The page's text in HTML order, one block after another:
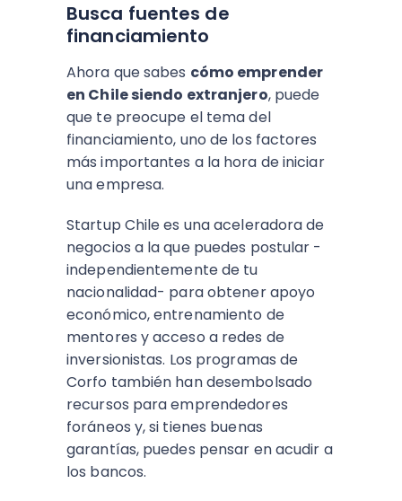
Busca fuentes de
financiamiento
Ahora que sabes cómo emprender
en Chile siendo extranjero, puede
que te preocupe el tema del
financiamiento, uno de los factores
más importantes a la hora de iniciar
una empresa.
Startup Chile es una aceleradora de
negocios a la que puedes postular -
independientemente de tu
nacionalidad- para obtener apoyo
económico, entrenamiento de
mentores y acceso a redes de
inversionistas. Los programas de
Corfo también han desembolsado
recursos para emprendedores
foráneos y, si tienes buenas
garantías, puedes pensar en acudir a
los bancos.